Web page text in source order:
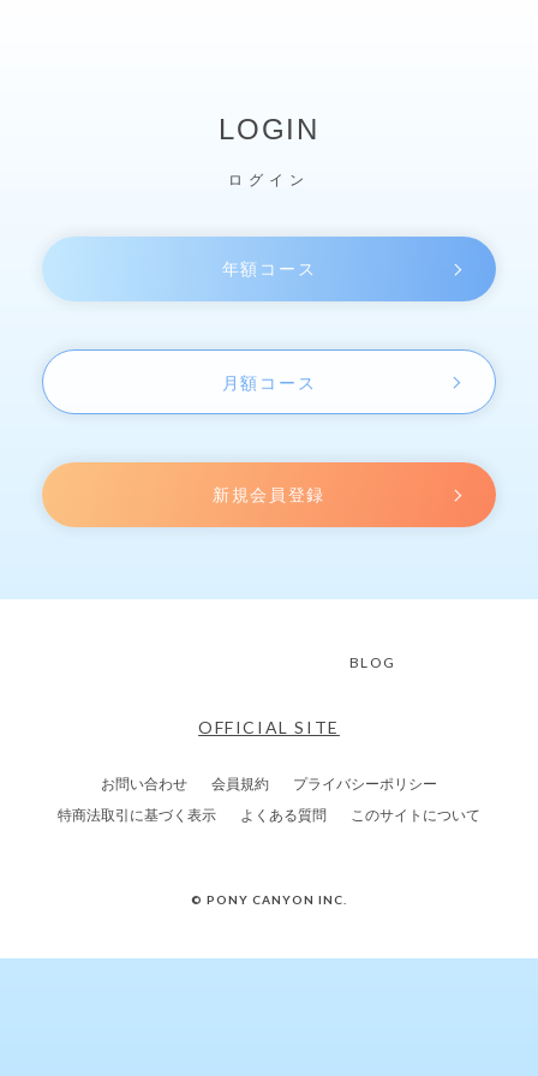
LOGIN
ログイン
年額コース
月額コース
新規会員登録
BLOG
OFFICIAL SITE
お問い合わせ 会員規約
プライバシーポリシー
特商法取引に基づく表示
よくある質問 このサイトについて
© PONY CANYON INC.